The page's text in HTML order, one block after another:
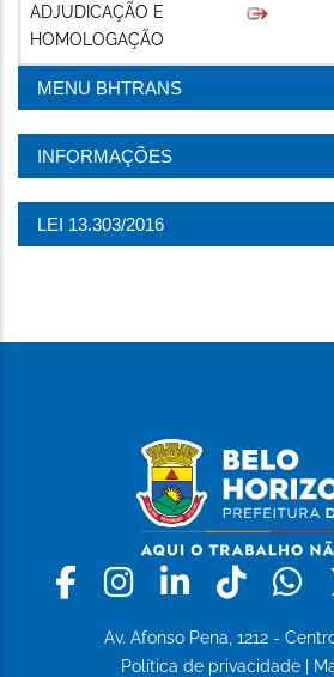
ADJUDICAÇÃO E
HOMOLOGAÇÃO
MENU BHTRANS
INFORMAÇÕES
LEI 13.303/2016
Facebook
Instagram
Linkedin
Av. Afonso Pena, 1212 -
Política de privacidade